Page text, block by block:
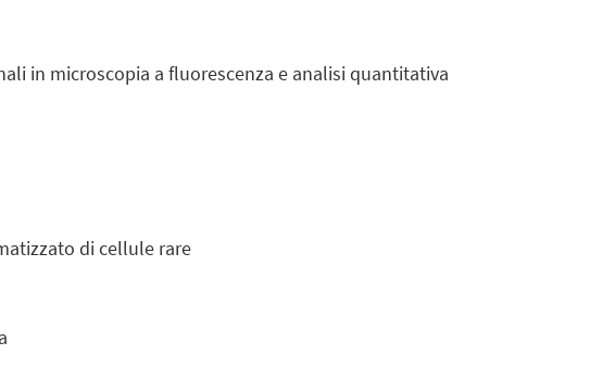
in microscopia a fluorescenza e analisi quantitativa
di cellule rare